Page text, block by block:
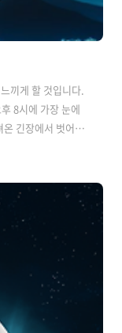
끼게 할 것입니다.
8시에 가장 눈에
긴장에서 벗어나
의 보완 별자리인
지는 밀고 당기는
어려움도 따릅니
뉴문(Super New
렬하게 느낄 수
향을 증폭시키는